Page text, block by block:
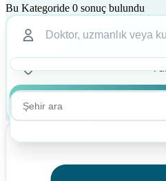
Bu Kategoride 0 sonuç bulundu